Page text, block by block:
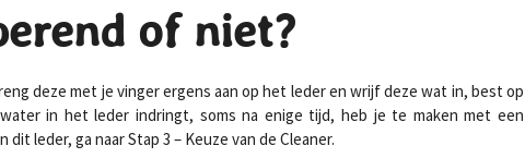
of niet?
deze met je vinger ergens aan op het leder en wrijf deze wat in, best op
in het leder indringt, soms na enige tijd, heb je te maken met een
leder, ga naar Stap 3 – Keuze van de Cleaner.